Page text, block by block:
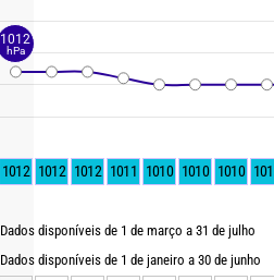
1012 1012 1012 1011 1010 1010 1010
Dados disponíveis de 1 de março a 31 de julho
Dados disponíveis de 1 de janeiro a 30 de junho
1012
hPa